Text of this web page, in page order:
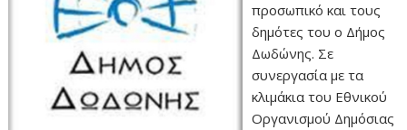
προσωπικό και τους
δημότες του ο Δήμος
Δωδώνης. Σε
συνεργασία με τα
κλιμάκια του Εθνικού
Οργανισμού Δημόσιας